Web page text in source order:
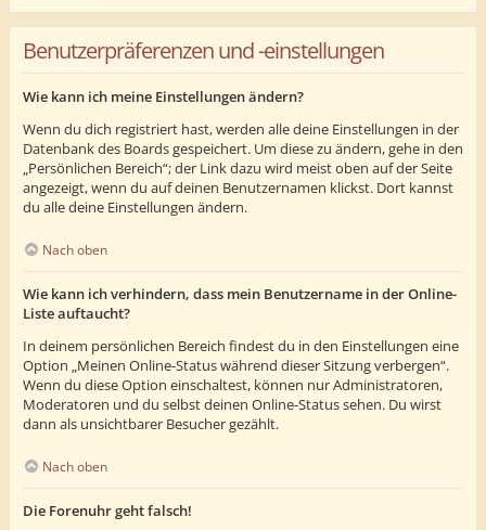
Benutzerpräferenzen und -einstellungen
Wie kann ich meine Einstellungen ändern?
Wenn du dich registriert hast, werden alle deine Einstellungen in der
Datenbank des Boards gespeichert. Um diese zu ändern, gehe in den
„Persönlichen Bereich“; der Link dazu wird meist oben auf der Seite
angezeigt, wenn du auf deinen Benutzernamen klickst. Dort kannst
du alle deine Einstellungen ändern.
Nach oben
Wie kann ich verhindern, dass mein Benutzername in der Online-
Liste auftaucht?
In deinem persönlichen Bereich findest du in den Einstellungen eine
Option „Meinen Online-Status während dieser Sitzung verbergen“.
Wenn du diese Option einschaltest, können nur Administratoren,
Moderatoren und du selbst deinen Online-Status sehen. Du wirst
dann als unsichtbarer Besucher gezählt.
Nach oben
Die Forenuhr geht falsch!